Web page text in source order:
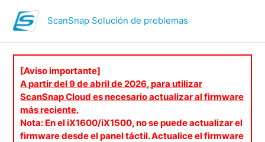
ScanSnap Solución de problemas
[Aviso importante]
A partir del 9 de abril de 2026, para utilizar
ScanSnap Cloud es necesario actualizar al firmware
más reciente.
Nota: En el iX1600/iX1500, no se puede actualizar el
firmware desde el panel táctil. Actualice el firmware